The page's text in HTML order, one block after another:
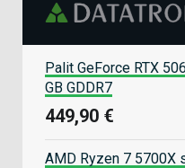
Se voisivatko nämä
kuulokkeita on lopulta
varmaan voivatkin -
hintaluokan
onnistu voittamaan tai
mutta halvempien
epäreilua, sillä nämä
Palit GeForce RTX
GB GDDR7
449,90 €
AMD Ryzen 7 5700X